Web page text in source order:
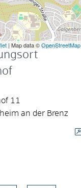
| Map data ©OpenStreetMap
11
an der Brenz